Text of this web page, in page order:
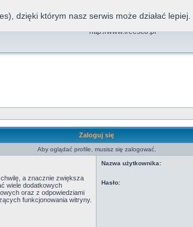
Freesco, NND, CDN, EOS
http://www.freesco.pl
Zaloguj się
Aby oglądać profile, musisz się zalogować.
a znacznie zwiększa
wiele dodatkowych
oraz z odpowiedziami
funkcjonowania witryny.
Nazwa użytkownika:
Hasło:
dzięki którym nasz serwis może działać lepiej.